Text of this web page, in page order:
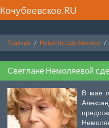
Кочубеевское.RU
Главная Новости Шоу бизнеса
Светлане Немоляевой
В мае